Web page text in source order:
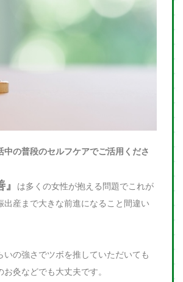
中の普段のセルフケアでご活用くださ
は多くの女性が抱える問題でこれが
出産まで大きな前進になること間違い
いの強さでツボを推していただいても
灸などでも大丈夫です。